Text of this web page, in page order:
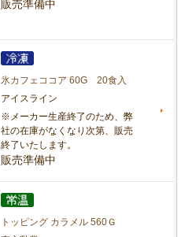
販売準備中
氷カフェココア 60G 20食入
アイスライン
※メーカー生産終了のため、弊
社の在庫がなくなり次第、販売
終了いたします。
販売準備中
トッピング カラメル 560Ｇ